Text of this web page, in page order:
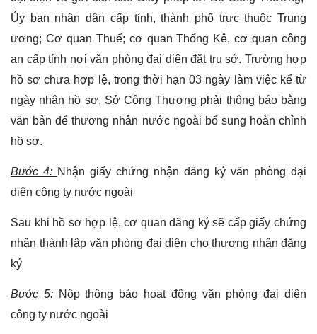
Ủy ban nhân dân cấp tỉnh, thành phố trực thuộc Trung
ương; Cơ quan Thuế; cơ quan Thống Kê, cơ quan công
an cấp tỉnh nơi văn phòng đại diện đặt trụ sở. Trường hợp
hồ sơ chưa hợp lệ, trong thời hạn 03 ngày làm việc kể từ
ngày nhận hồ sơ, Sở Công Thương phải thông báo bằng
văn bản để thương nhân nước ngoài bổ sung hoàn chỉnh
hồ sơ.
Bước 4: Nhận giấy chứng nhận đăng ký văn phòng đại
diện công ty nước ngoài
Sau khi hồ sơ hợp lệ, cơ quan đăng ký sẽ cấp giấy chứng
nhận thành lập văn phòng đại diện cho thương nhân đăng
ký
Bước 5: Nộp thông báo hoạt động văn phòng đại diện
công ty nước ngoài